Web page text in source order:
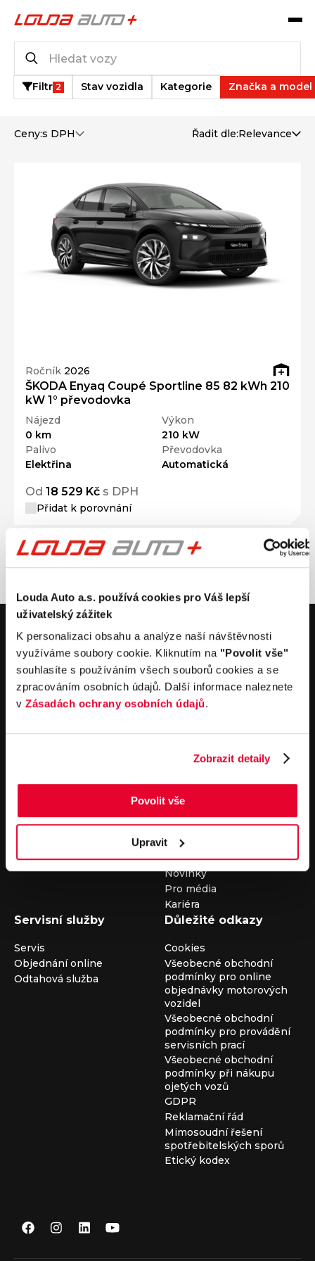
Louda Auto a.s. používá cookies pro Váš lepší
uživatelský zážitek
K personalizaci obsahu a analýze naší návštěvnosti
využíváme soubory cookie. Kliknutím na "Povolit vše"
souhlasíte s používáním všech souborů cookies a se
zpracováním osobních údajů. Další informace naleznete
v Zásadách ochrany osobních údajů.
Zobrazit detaily
Povolit vše
Upravit
Filtr 2 Stav vozidla Kategorie Značka a model
Ceny:s DPH Řadit dle:Relevance
Ročník 2026
ŠKODA Enyaq Coupé Sportline 85 82 kWh 210
kW 1° převodovka
Nájezd
0 km
Výkon
210 kW
Palivo
Elektřina
Převodovka
Automatická
Od 18 529 Kč s DPH
Přidat k porovnání
V případě dotazů volejte číslo nonstop infolinky
+420 325 400 400
nebo nám napište na e-mailauto@louda.cz
Koupit vůz
Koupit nový vůz
Koupit obytný vůz
Prodat vůz
Nezávazně ocenit
Průběh výkupu vozu
Carsharing
Operativní leasing
Společnost
Kontakty
Louda Auto+ Poděbrady
Obytné vozy
Novinky
Pro média
Kariéra
Servisní služby
Servis
Objednání online
Odtahová služba
Důležité odkazy
Cookies
Všeobecné obchodní
podmínky pro online
objednávky motorových
vozidel
Všeobecné obchodní
podmínky pro provádění
servisních prací
Všeobecné obchodní
podmínky při nákupu
ojetých vozů
GDPR
Reklamační řád
Mimosoudní řešení
spotřebitelských sporů
Etický kodex